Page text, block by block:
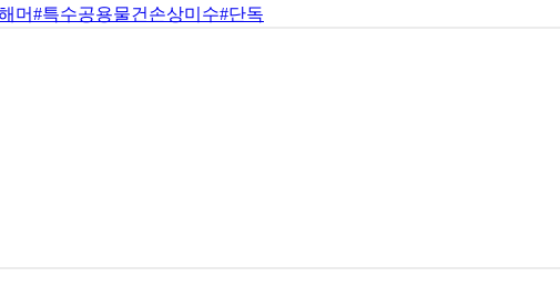
머#특수공용물건손상미수#단독